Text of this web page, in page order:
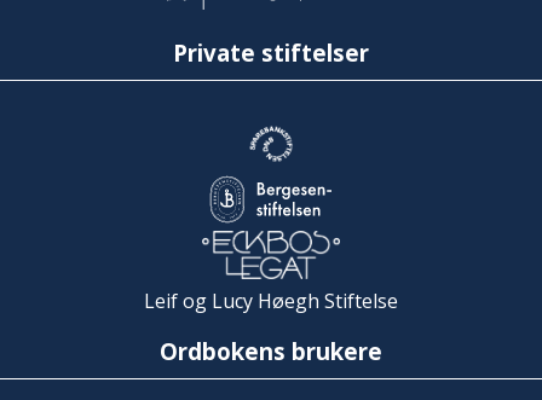
Private stiftelser
Leif og Lucy Høegh Stiftelse
Ordbokens brukere